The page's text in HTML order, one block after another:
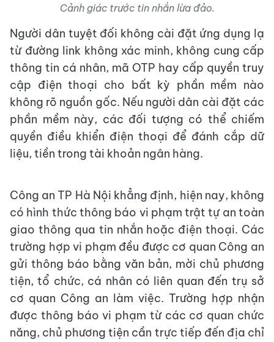
Cảnh giác trước tin nhắn lừa đảo.
Người dân tuyệt đối không cài đặt ứng dụng lạ
từ đường link không xác minh, không cung cấp
thông tin cá nhân, mã OTP hay cấp quyền truy
cập điện thoại cho bất kỳ phần mềm nào
không rõ nguồn gốc. Nếu người dân cài đặt các
phần mềm này, các đối tượng có thể chiếm
quyền điều khiển điện thoại để đánh cắp dữ
liệu, tiền trong tài khoản ngân hàng.
Công an TP Hà Nội khẳng định, hiện nay, không
có hình thức thông báo vi phạm trật tự an toàn
giao thông qua tin nhắn hoặc điện thoại. Các
trường hợp vi phạm đều được cơ quan Công an
gửi thông báo bằng văn bản, mời chủ phương
tiện, tổ chức, cá nhân có liên quan đến trụ sở
cơ quan Công an làm việc. Trường hợp nhận
được thông báo vi phạm từ các cơ quan chức
năng, chủ phương tiện cần trực tiếp đến địa chỉ